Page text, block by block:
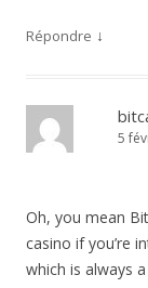
Répondre ↓
5
Oh, you mean
casino if you’re
which is always